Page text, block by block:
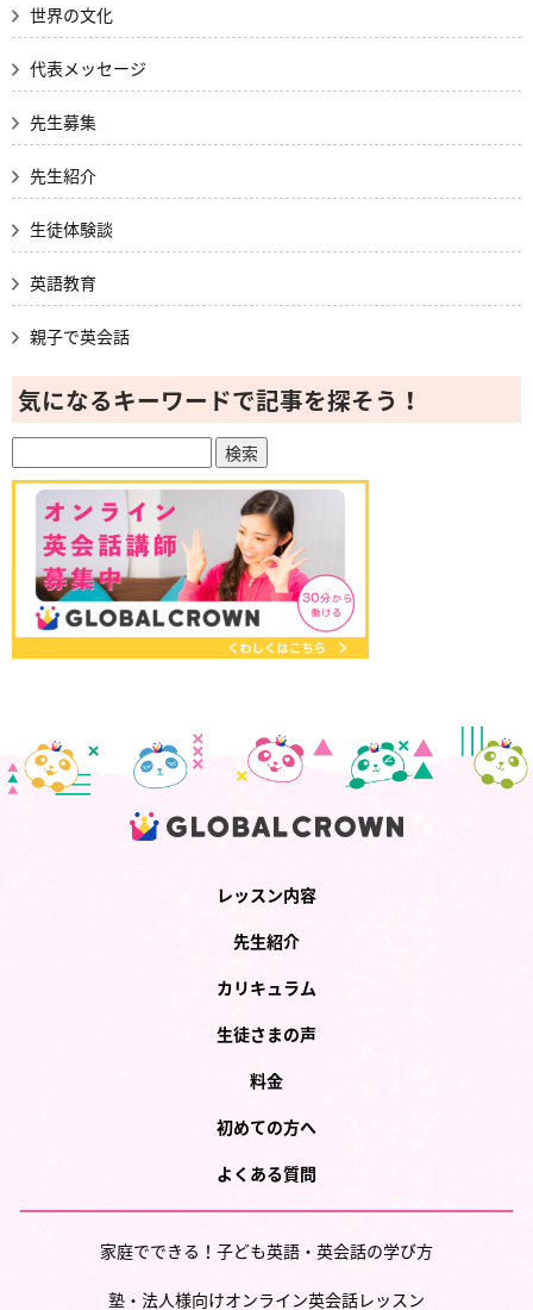
世界の文化
代表メッセージ
先生募集
先生紹介
生徒体験談
英語教育
親子で英会話
気になるキーワードで記事を探そう！
レッスン内容
先生紹介
カリキュラム
生徒さまの声
料金
初めての方へ
よくある質問
家庭でできる！子ども英語・英会話の学び方
塾・法人様向けオンライン英会話レッスン